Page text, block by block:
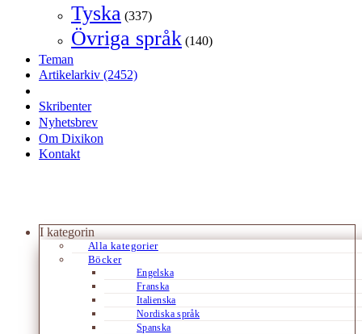
Tyska (337)
Övriga språk (140)
Teman
Artikelarkiv (2452)
Skribenter
Nyhetsbrev
Om Dixikon
Kontakt
I kategorin
Alla kategorier
Böcker
Engelska
Franska
Italienska
Nordiska språk
Spanska